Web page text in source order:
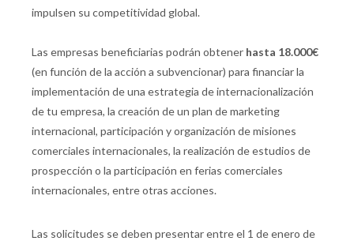
impulsen su competitividad global.
Las empresas beneficiarias podrán obtener hasta 18.000€
(en función de la acción a subvencionar) para financiar la
implementación de una estrategia de internacionalización
de tu empresa, la creación de un plan de marketing
internacional, participación y organización de misiones
comerciales internacionales, la realización de estudios de
prospección o la participación en ferias comerciales
internacionales, entre otras acciones.
Las solicitudes se deben presentar entre el 1 de enero de